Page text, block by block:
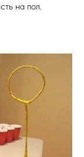
на пол.